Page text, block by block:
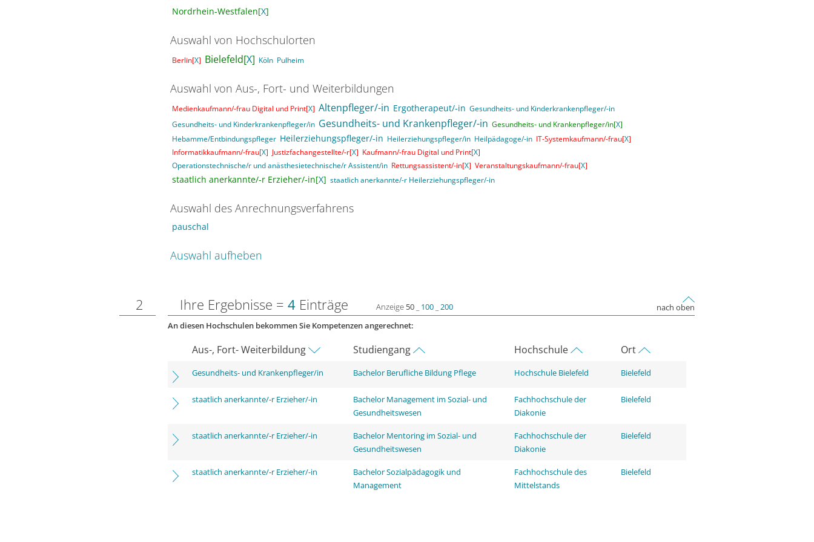
Nordrhein-Westfalen[X]
Auswahl von Hochschulorten
Berlin[X] Bielefeld[X] Köln Pulheim
Auswahl von Aus-, Fort- und Weiterbildungen
Medienkaufmann/-frau Digital und Print[X] Altenpfleger/-in Ergotherapeut/-in Gesundheits- und Kinderkrankenpfleger/-in
Gesundheits- und Kinderkrankenpfleger/in Gesundheits- und Krankenpfleger/-in Gesundheits- und Krankenpfleger/in[X]
Hebamme/Entbindungspfleger Heilerziehungspfleger/-in Heilerziehungspfleger/in Heilpädagoge/-in IT-Systemkaufmann/-frau[X]
Informatikkaufmann/-frau[X] Justizfachangestellte/-r[X] Kaufmann/-frau Digital und Print[X]
Operationstechnische/r und anästhesietechnische/r Assistent/in Rettungsassistent/-in[X] Veranstaltungskaufmann/-frau[X]
staatlich anerkannte/-r Erzieher/-in[X] staatlich anerkannte/-r Heilerziehungspfleger/-in
Auswahl des Anrechnungsverfahrens
pauschal
Auswahl aufheben
2 Ihre Ergebnisse = 4 Einträge Anzeige 50 100 200
nach oben
An diesen Hochschulen bekommen Sie Kompetenzen angerechnet:
Aus-, Fort- Weiterbildung Studiengang Hochschule Ort
Gesundheits- und Krankenpfleger/in Bachelor Berufliche Bildung Pflege Hochschule Bielefeld Bielefeld
staatlich anerkannte/-r Erzieher/-in
Bachelor Management im Sozial- und
Gesundheitswesen
Fachhochschule der
Diakonie
Bielefeld
staatlich anerkannte/-r Erzieher/-in
Bachelor Mentoring im Sozial- und
Gesundheitswesen
Fachhochschule der
Diakonie
Bielefeld
staatlich anerkannte/-r Erzieher/-in
Bachelor Sozialpädagogik und
Management
Fachhochschule des
Mittelstands
Bielefeld